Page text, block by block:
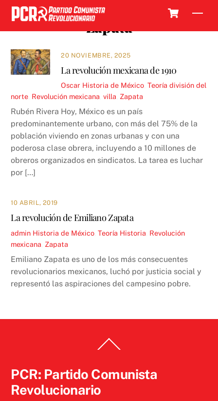
Skip
content
Zapata
20 NOVIEMBRE, 2025
La revolución mexicana de 1910
Oscar Historia de México ,Teoría división del
norte Revolución mexicana ,villa Zapata
Rubén Rivera Hoy, México es un país
predominantemente urbano, con más del 75% de la
población viviendo en zonas urbanas y con una
poderosa clase obrera, incluyendo a 10 millones de
obreros organizados en sindicatos. La tarea es luchar
por […]
10 ABRIL, 2019
La revolución de Emiliano Zapata
admin Historia de México ,Teoría Historia Revolución
mexicana Zapata
Emiliano Zapata es uno de los más consecuentes
revolucionarios mexicanos, luchó por justicia social y
representó las aspiraciones del campesino pobre.
To
PCR: Partido Comunista
Revolucionario